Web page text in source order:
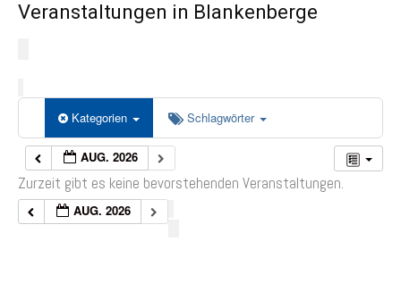
Veranstaltungen in Blankenberge
Kategorien Schlagwörter
AUG. 2026
Zurzeit gibt es keine bevorstehenden Veranstaltungen.
AUG. 2026